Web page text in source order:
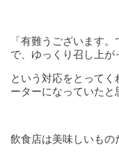
「有難うございます
で、ゆっくり召し上
という対応をとって
ーターになっていたと
飲食店は美味しいもの